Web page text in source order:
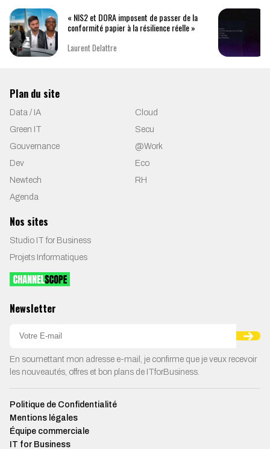
« NIS2 et DORA imposent de passer de la
conformité papier à la résilience réelle »
Laurent Delattre
Plan du site
Data / IA
Cloud
Green IT
Secu
Gouvernance
@Work
Dev
Eco
Newtech
RH
Agenda
Nos sites
Studio IT for Business
Projets Informatiques
Newsletter
En soumettant mon adresse e-mail, je confirme que je veux recevoir
les nouveautés, offres et bon plans de ITforBusiness.
Politique de Confidentialité
Mentions légales
Équipe commerciale
IT for Business